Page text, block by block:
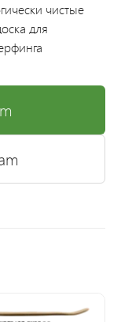
чистые
для